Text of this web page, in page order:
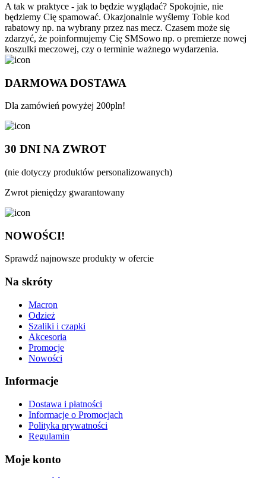
A tak w praktyce - jak to będzie wyglądać? Spokojnie, nie
będziemy Cię spamować. Okazjonalnie wyślemy Tobie kod
rabatowy np. na wybrany przez nas mecz. Czasem może się
zdarzyć, że poinformujemy Cię SMSowo np. o premierze nowej
koszulki meczowej, czy o terminie ważnego wydarzenia.
DARMOWA DOSTAWA
Dla zamówień powyżej 200pln!
30 DNI NA ZWROT
(nie dotyczy produktów personalizowanych)
Zwrot pieniędzy gwarantowany
NOWOŚCI!
Sprawdź najnowsze produkty w ofercie
Na skróty
Macron
Odzież
Szaliki i czapki
Akcesoria
Promocje
Nowości
Informacje
Dostawa i płatności
Informacje o Promocjach
Polityka prywatności
Regulamin
Moje konto